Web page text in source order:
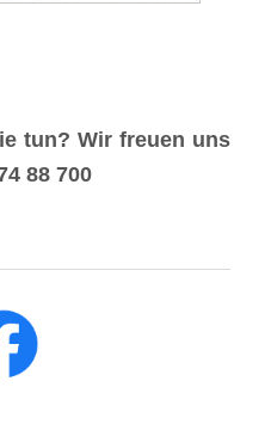
tun? Wir freuen uns
88 700